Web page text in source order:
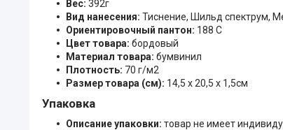
Вес: 392г
Вид нанесения: Тиснение, Шильд спектрум,
Ориентировочный пантон: 188 C
Цвет товара: бордовый
Материал товара: бумвинил
Плотность: 70 г/м2
Размер товара (см): 14,5 х 20,5 х 1,5см
Упаковка
Описание упаковки: товар не имеет